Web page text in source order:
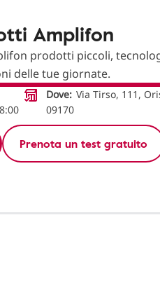
Amplifon
prodotti piccoli,
delle tue giornate.
Dove: Via Tirso, 111,
09170
Prenota un test gratuito